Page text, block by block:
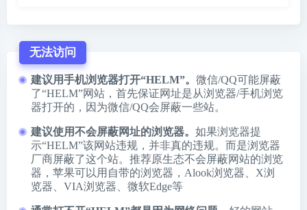
无法访问
建议用手机浏览器打开“HELM”。 微信/QQ可能屏蔽
了“HELM”网站，首先保证网址是从浏览器/手机浏览
器打开的，因为微信/QQ会屏蔽一些站。
建议使用不会屏蔽网址的浏览器。 如果浏览器提
示“HELM”该网站违规，并非真的违规。而是浏览器
厂商屏蔽了这个站。推荐原生态不会屏蔽网站的浏览
器，苹果可以用自带的浏览器， Alook浏览器
X浏
览器
VIA浏览器 微软Edge等